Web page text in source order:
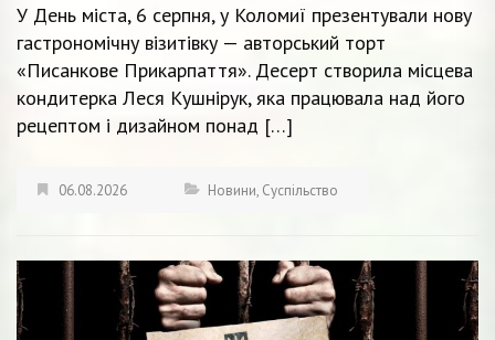
У День міста, 6 серпня, у Коломиї презентували нову
гастрономічну візитівку — авторський торт
«Писанкове Прикарпаття». Десерт створила місцева
кондитерка Леся Кушнірук, яка працювала над його
рецептом і дизайном понад […]
06.08.2026 Новини, Суспільство